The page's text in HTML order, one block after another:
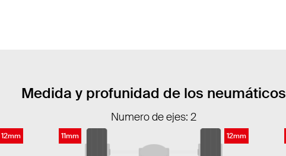
Medida y profunidad de los neumáticos
12mm
Numero de ejes: 2
11mm 12mm